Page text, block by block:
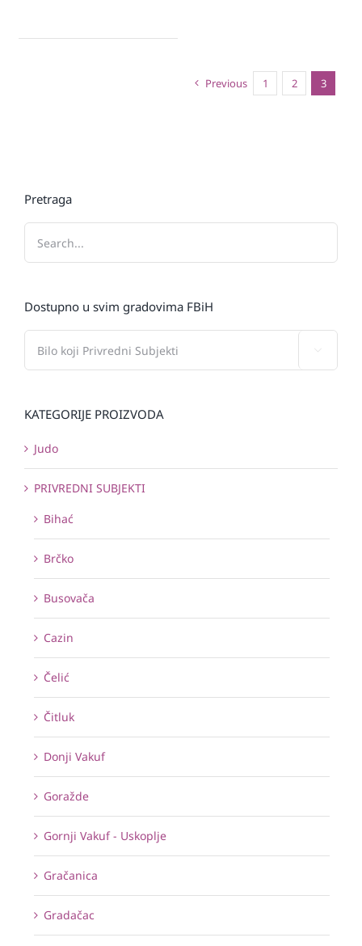
Previous 1 2 3
Pretraga
Dostupno u svim gradovima FBiH
KATEGORIJE PROIZVODA
Judo
PRIVREDNI SUBJEKTI
Bihać
Brčko
Busovača
Cazin
Čelić
Čitluk
Donji Vakuf
Goražde
Gornji Vakuf - Uskoplje
Gračanica
Gradačac